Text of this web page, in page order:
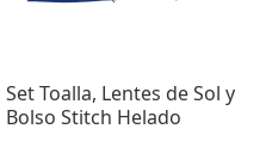
Set Toalla, Lentes de Sol y
Bolso Stitch Helado